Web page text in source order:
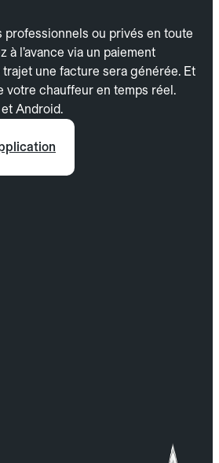
professionnels ou privés en toute
à l’avance via un paiement
une facture sera générée. Et
votre chauffeur en temps réel.
Android.